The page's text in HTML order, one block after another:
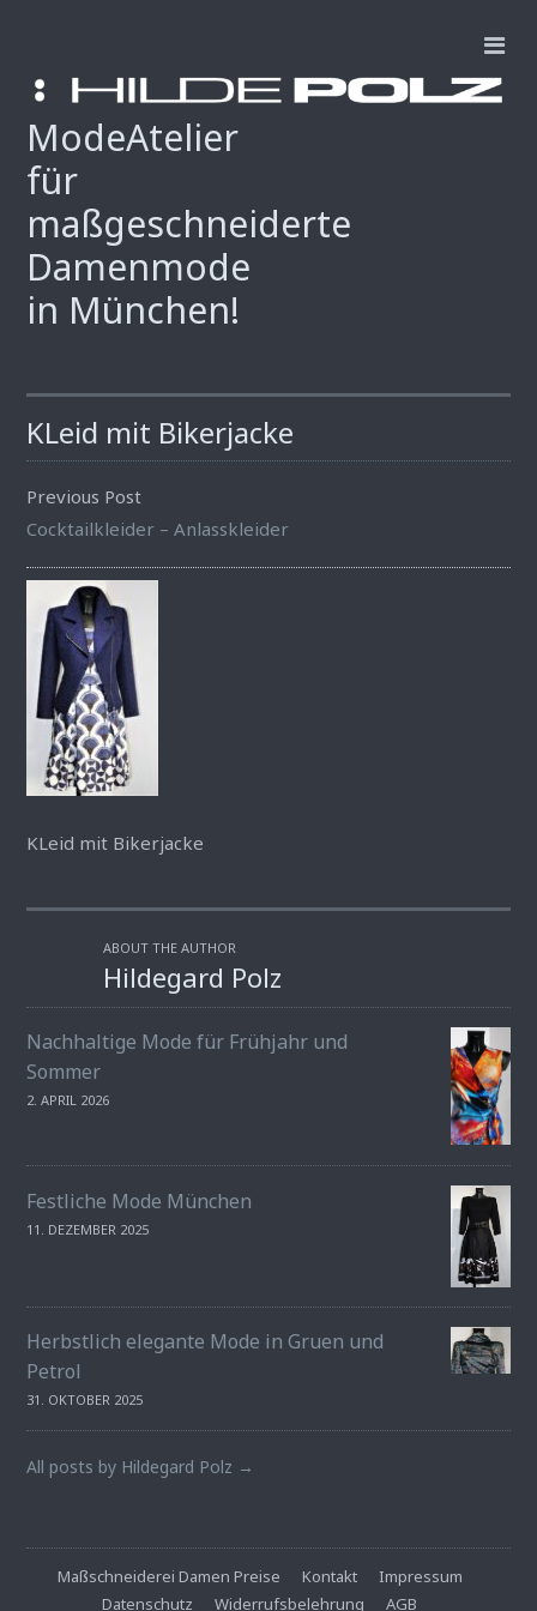
ModeAtelier
für
maßgeschneiderte
Damenmode
in München!
KLeid mit Bikerjacke
Previous Post
Cocktailkleider – Anlasskleider
KLeid mit Bikerjacke
ABOUT THE AUTHOR
Hildegard Polz
Nachhaltige Mode für Frühjahr und
Sommer
2. APRIL 2026
Festliche Mode München
11. DEZEMBER 2025
Herbstlich elegante Mode in Gruen und
Petrol
31. OKTOBER 2025
All posts by Hildegard Polz →
Maßschneiderei Damen Preise Kontakt
Impressum
Datenschutz
Widerrufsbelehrung AGB